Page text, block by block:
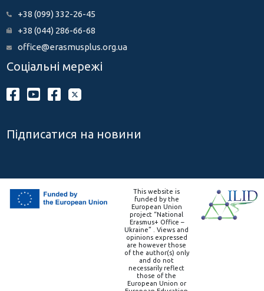
+38 (099) 332-26-45
+38 (044) 286-66-68
office@erasmusplus.org.ua
Соціальні мережі
Підписатися на новини
This website is
funded by the
European Union
project “National
Erasmus+ Office –
Ukraine” . Views and
opinions expressed
are however those
of the author(s) only
and do not
necessarily reflect
those of the
European Union or